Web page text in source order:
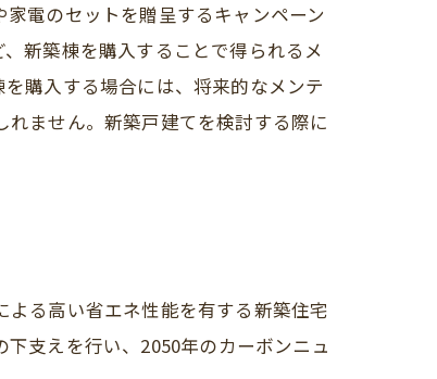
電のセットを贈呈するキャンペーン
新築棟を購入することで得られるメ
購入する場合には、将来的なメンテ
ません。新築戸建てを検討する際に
る高い省エネ性能を有する新築住宅
支えを行い、2050年のカーボンニュ